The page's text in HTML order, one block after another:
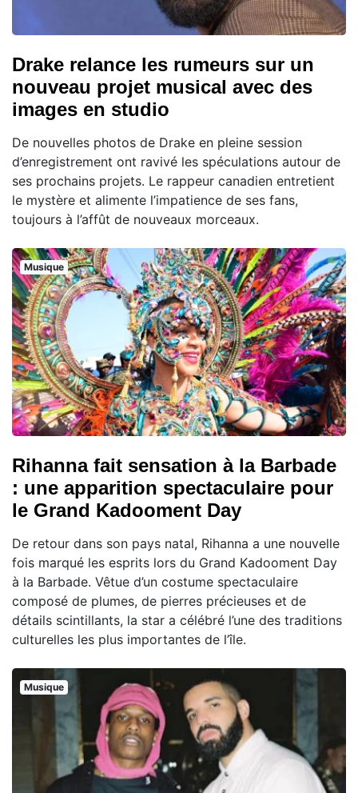
Drake relance les rumeurs sur un
nouveau projet musical avec des
images en studio
De nouvelles photos de Drake en pleine session
d’enregistrement ont ravivé les spéculations autour de
ses prochains projets. Le rappeur canadien entretient
le mystère et alimente l’impatience de ses fans,
toujours à l’affût de nouveaux morceaux.
Musique
Rihanna fait sensation à la Barbade
: une apparition spectaculaire pour
le Grand Kadooment Day
De retour dans son pays natal, Rihanna a une nouvelle
fois marqué les esprits lors du Grand Kadooment Day
à la Barbade. Vêtue d’un costume spectaculaire
composé de plumes, de pierres précieuses et de
détails scintillants, la star a célébré l’une des traditions
culturelles les plus importantes de l’île.
Musique